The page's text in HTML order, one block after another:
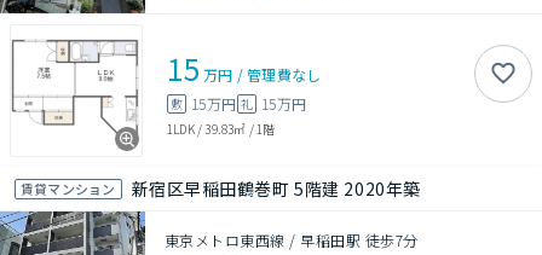
15 万円 /管理費なし
敷 15万円 礼 15万円
1LDK/39.83㎡ / 1階
賃貸マンション 新宿区早稲田鶴巻町 5階建 2020年築
東京メトロ東西線 / 早稲田駅 徒歩7分